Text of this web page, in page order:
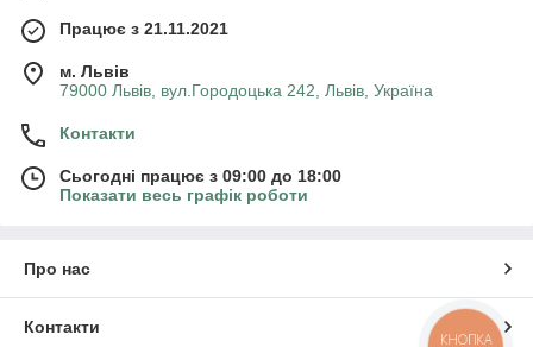
Працює з 21.11.2021
м. Львів
79000 Львів, вул.Городоцька 242, Львів, Україна
Контакти
Сьогодні працює з 09:00 до 18:00
Показати весь графік роботи
Про нас
Контакти
КНОПКА